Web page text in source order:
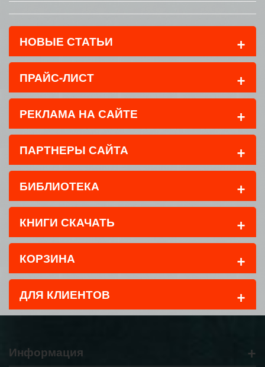
НОВЫЕ СТАТЬИ +
ПРАЙС-ЛИСТ +
РЕКЛАМА НА САЙТЕ +
ПАРТНЕРЫ САЙТА +
БИБЛИОТЕКА +
КНИГИ СКАЧАТЬ +
КОРЗИНА +
ДЛЯ КЛИЕНТОВ +
Информация +